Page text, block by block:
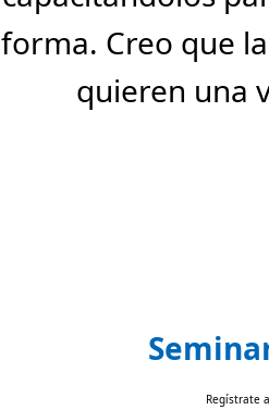
forma. Creo que
quieren una
Regístrate